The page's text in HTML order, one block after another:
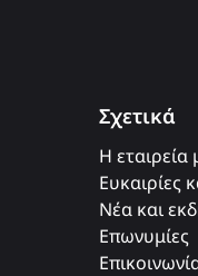
Σχετικά
Η εταιρεία
Ευκαιρίες
Νέα και
Επωνυμίες